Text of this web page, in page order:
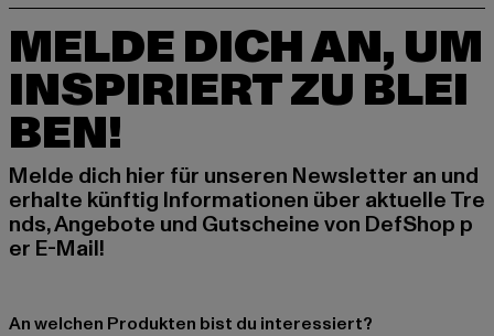
MELDE DICH AN, UM
INSPIRIERT ZU BLEI
BEN!
Melde dich hier für unseren Newsletter an und
erhalte künftig Informationen über aktuelle Tre
nds, Angebote und Gutscheine von DefShop p
er E-Mail!
An welchen Produkten bist du interessiert?